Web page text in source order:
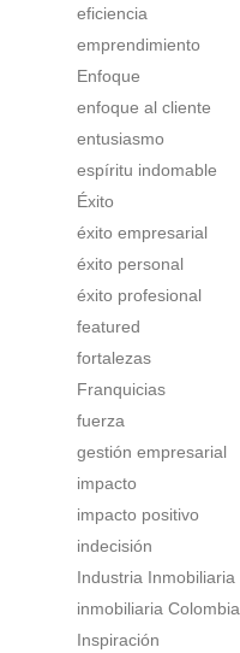
eficiencia
emprendimiento
Enfoque
enfoque al cliente
entusiasmo
espíritu indomable
Éxito
éxito empresarial
éxito personal
éxito profesional
featured
fortalezas
Franquicias
fuerza
gestión empresarial
impacto
impacto positivo
indecisión
Industria Inmobiliaria
inmobiliaria Colombia
Inspiración